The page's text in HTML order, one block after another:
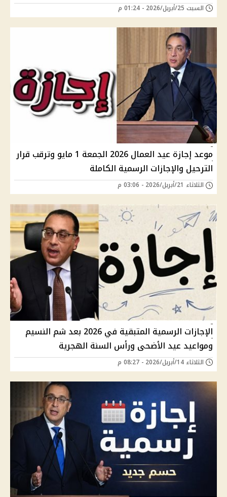
السبت 25/أبريل/2026 - 01:24 م
موعد إجازة عيد العمال 2026 الجمعة 1 مايو وترقب قرار
الترحيل والإجازات الرسمية الكاملة
الثلاثاء 21/أبريل/2026 - 03:06 م
الإجازات الرسمية المتبقية في 2026 بعد شم النسيم
ومواعيد عيد الأضحى ورأس السنة الهجرية
الثلاثاء 14/أبريل/2026 - 08:27 م